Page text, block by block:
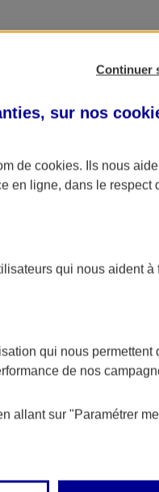
Continuer
sur nos
de cookies. Ils nous
en ligne, dans le respect
qui nous aident
qui nous permettent
de nos
allant sur "Paramétrer